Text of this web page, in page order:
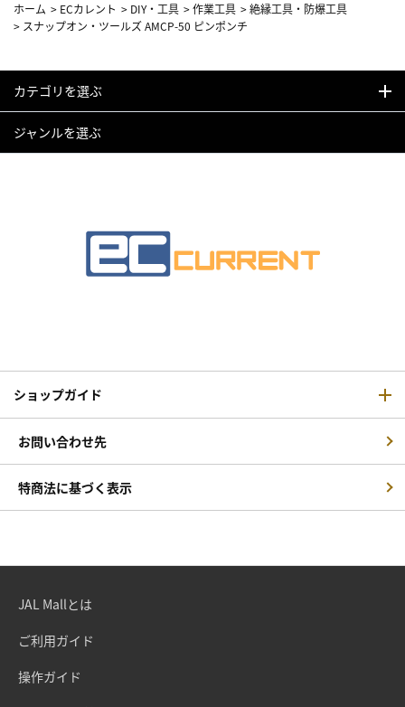
ホーム > ECカレント > DIY・工具 >作業工具 >絶縁工具・防爆工具
> スナップオン・ツールズ AMCP-50 ピンポンチ
カテゴリを選ぶ
ジャンルを選ぶ
ショップガイド
お問い合わせ先
特商法に基づく表示
JAL Mallとは
ご利用ガイド
操作ガイド